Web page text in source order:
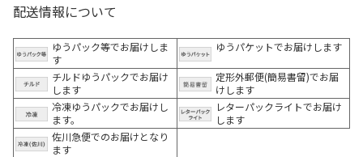
配送情報について
ゆうパック等でお届けしま
す
ゆうパケットでお届けします
チルドゆうパックでお届け
します
定形外郵便(簡易書留)でお届
けします
冷凍ゆうパックでお届けし
ます。
レターパックライトでお届け
します
佐川急便でのお届けとなり
ます